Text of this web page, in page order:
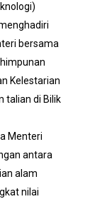
bersama
Kelestarian
talian di Bilik
Menteri
antara
alam
nilai